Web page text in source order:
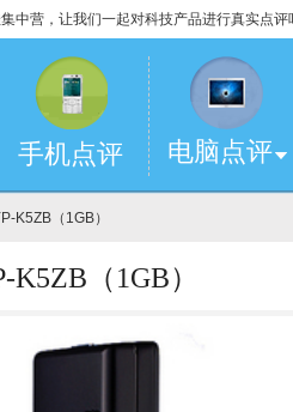
中营，让我们一起对科技产品进行真实点评
手机点评 电脑点评
K5ZB（1GB）
（1GB）